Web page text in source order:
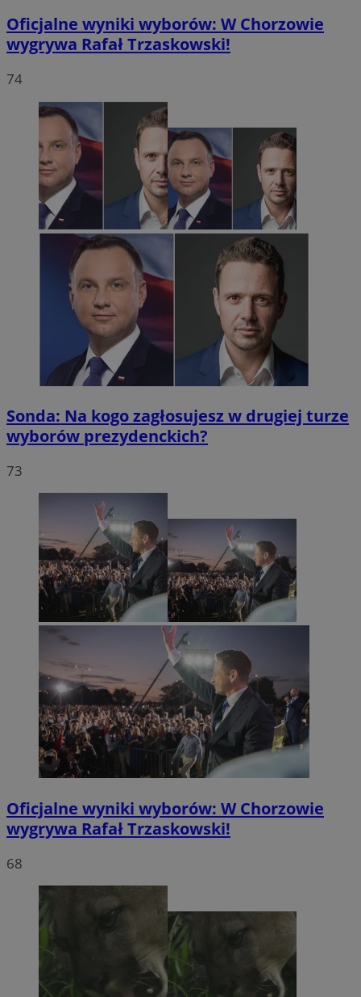
Oficjalne wyniki wyborów: W Chorzowie
wygrywa Rafał Trzaskowski!
74
Sonda: Na kogo zagłosujesz w drugiej turze
wyborów prezydenckich?
73
Oficjalne wyniki wyborów: W Chorzowie
wygrywa Rafał Trzaskowski!
68